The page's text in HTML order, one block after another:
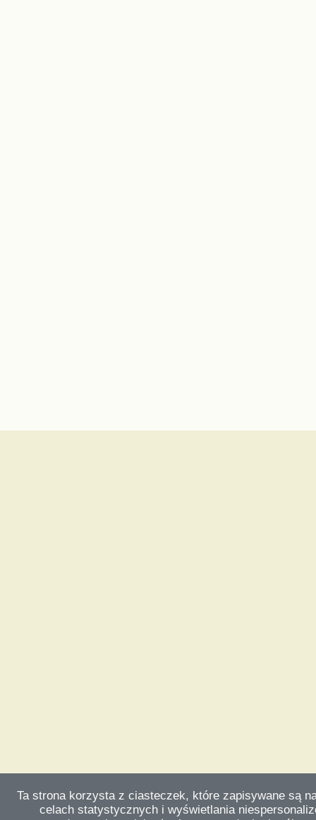
Ta strona korzysta z ciasteczek, które zapisywane są
celach statystycznych i wyświetlania